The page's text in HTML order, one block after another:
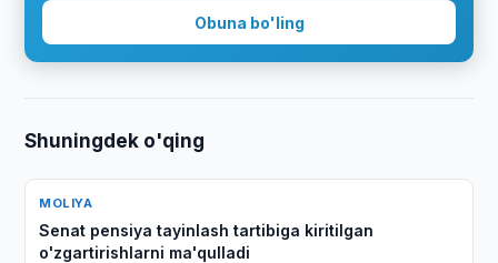
Obuna bo'ling
Shuningdek o'qing
MOLIYA
Senat pensiya tayinlash tartibiga kiritilgan
o'zgartirishlarni ma'qulladi